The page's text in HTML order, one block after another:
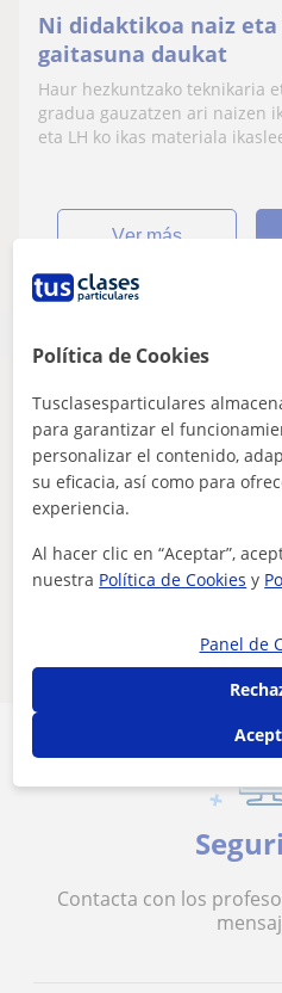
Ni didaktikoa naiz
gaitasuna daukat
Haur hezkuntzako teknikaria
gradua gauzatzen ari naizen
eta LH ko ikas materiala
ver más
Parece que tu búsqueda
Ajusta tu búsqueda para
guárdala y te avisaremos
profesores
Contacta con los
Política de Cookies
Tusclasesparticulares
para garantizar el
personalizar el contenido,
su eficacia, así como para
experiencia.
Al hacer clic en “Aceptar”,
nuestra Política de Cookies y
Panel de